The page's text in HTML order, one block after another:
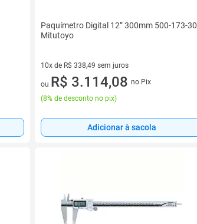
Paquímetro Digital 12” 300mm 500-173-30
Mitutoyo
10x de R$ 338,49 sem juros
10 vez de R$ 338,49 sem juros
ou R$ 3.114,08 no Pix
(8% de desconto no pix)
Adicionar à sacola